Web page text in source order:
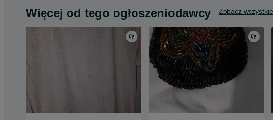
Więcej od tego ogłoszeniodawcy Zobacz wszystkie